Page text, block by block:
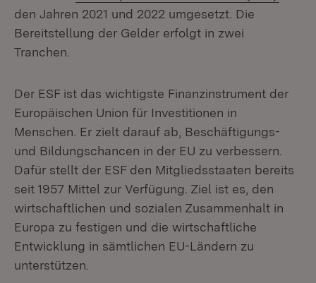
den Jahren 2021 und 2022 umgesetzt. Die
Bereitstellung der Gelder erfolgt in zwei
Tranchen.
Der ESF ist das wichtigste Finanzinstrument der
Europäischen Union für Investitionen in
Menschen. Er zielt darauf ab, Beschäftigungs-
und Bildungschancen in der EU zu verbessern.
Dafür stellt der ESF den Mitgliedsstaaten bereits
seit 1957 Mittel zur Verfügung. Ziel ist es, den
wirtschaftlichen und sozialen Zusammenhalt in
Europa zu festigen und die wirtschaftliche
Entwicklung in sämtlichen EU-Ländern zu
unterstützen.